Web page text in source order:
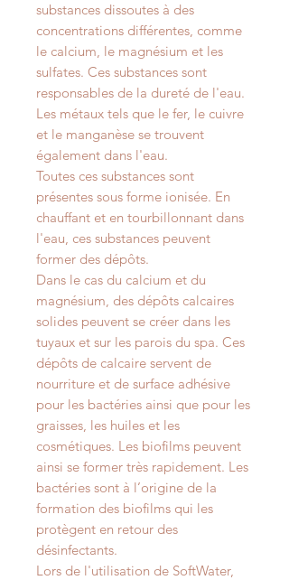
substances dissoutes à des
concentrations différentes, comme
le calcium, le magnésium et les
sulfates. Ces substances sont
responsables de la dureté de l'eau.
Les métaux tels que le fer, le cuivre
et le manganèse se trouvent
également dans l'eau.
Toutes ces substances sont
présentes sous forme ionisée. En
chauffant et en tourbillonnant dans
l'eau, ces substances peuvent
former des dépôts.
Dans le cas du calcium et du
magnésium, des dépôts calcaires
solides peuvent se créer dans les
tuyaux et sur les parois du spa. Ces
dépôts de calcaire servent de
nourriture et de surface adhésive
pour les bactéries ainsi que pour les
graisses, les huiles et les
cosmétiques. Les biofilms peuvent
ainsi se former très rapidement. Les
bactéries sont à l’origine de la
formation des biofilms qui les
protègent en retour des
désinfectants.
Lors de l'utilisation de SoftWater,